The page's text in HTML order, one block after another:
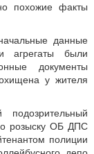
похожие факты
данные
агрегаты были
документы
у жителя
розыску ОБ ДПС
полиции